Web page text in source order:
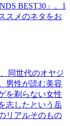
BEST30」。1
スメのネタをお
同世代のオヤジ
男性が読む美容
を剃らない女性
志したという岳
リアルそのもの